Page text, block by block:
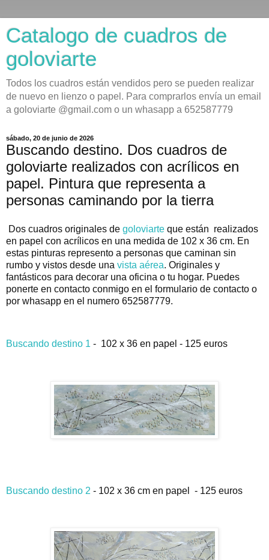
Catalogo de cuadros de
goloviarte
Todos los cuadros están vendidos pero se pueden realizar
de nuevo en lienzo o papel. Para comprarlos envía un email
a goloviarte @gmail.com o un whasapp a 652587779
sábado, 20 de junio de 2026
Buscando destino. Dos cuadros de
goloviarte realizados con acrílicos en
papel. Pintura que representa a
personas caminando por la tierra
Dos cuadros originales de goloviarte que están realizados
en papel con acrílicos en una medida de 102 x 36 cm. En
estas pinturas represento a personas que caminan sin
rumbo y vistos desde una vista aérea. Originales y
fantásticos para decorar una oficina o tu hogar. Puedes
ponerte en contacto conmigo en el formulario de contacto o
por whasapp en el numero 652587779.
Buscando destino 1 - 102 x 36 en papel - 125 euros
Buscando destino 2 - 102 x 36 cm en papel - 125 euros